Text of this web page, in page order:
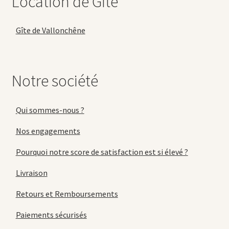
Gîte de Vallonchêne
Notre société
Qui sommes-nous ?
Nos engagements
Pourquoi notre score de satisfaction est si élevé ?
Livraison
Retours et Remboursements
Paiements sécurisés